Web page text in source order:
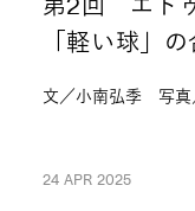
「軽い球」
文／小南弘季 写真
24 APR 2025